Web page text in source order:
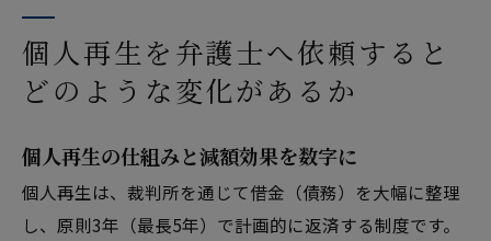
を防ぐ
個人再生のメリットとデメリット｜生活への影
響で比較する
事務所概要
個人再生を弁護士へ依頼すると
どのような変化があるか
個人再生の仕組みと減額効果を数字に
個人再生は、裁判所を通じて借金（債務）を大幅に整理
し、原則3年（最長5年）で計画的に返済する制度です。